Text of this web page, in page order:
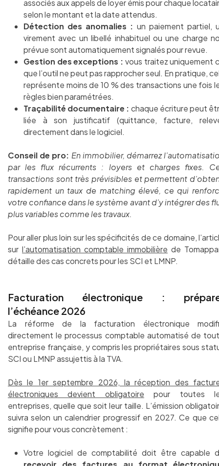
associés aux appels de loyer émis pour chaque
selon le montant et la date attendus.
Détection des anomalies : un paiement partiel,
virement avec un libellé inhabituel ou une charge
prévue sont automatiquement signalés pour revue.
Gestion des exceptions : vous traitez uniquement
que l’outil ne peut pas rapprocher seul. En pratique,
représente moins de 10 % des transactions une fois
règles bien paramétrées.
Traçabilité documentaire : chaque écriture peut
liée à son justificatif (quittance, facture,
directement dans le logiciel.
Conseil de pro: En immobilier, démarrez
par les flux récurrents : loyers et charges fixes.
transactions sont très prévisibles et permettent
rapidement un taux de matching élevé, ce qui
votre confiance dans le système avant d’y intégrer des
plus variables comme les travaux.
Pour aller plus loin sur les spécificités de ce domaine,
sur l’automatisation comptable immobilière de
détaille des cas concrets pour les SCI et LMNP.
Facturation électronique :
l’échéance 2026
La réforme de la facturation électronique
directement le processus comptable automatisé de
entreprise française, y compris les propriétaires sous
SCI ou LMNP assujettis à la TVA.
Dès le 1er septembre 2026, la réception des
électroniques devient obligatoire pour toutes
entreprises, quelle que soit leur taille. L’émission
suivra selon un calendrier progressif en 2027. Ce que
signifie pour vous concrètement :
Votre logiciel de comptabilité doit être capable